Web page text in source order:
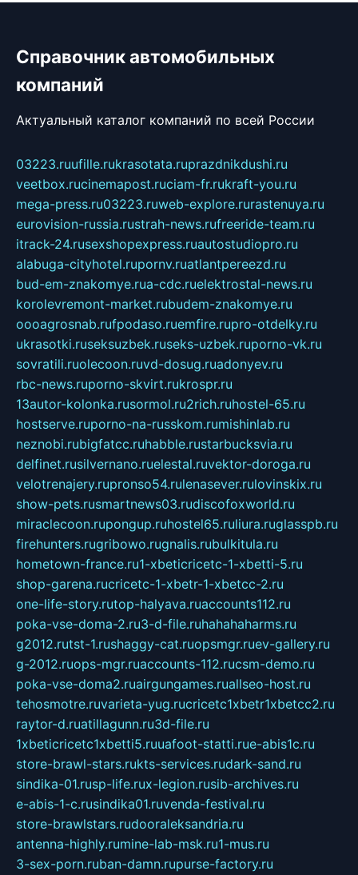
Справочник автомобильных
компаний
Актуальный каталог компаний по всей России
03223.ruufille.rukrasotata.ruprazdnikdushi.ru
veetbox.rucinemapost.ruciam-fr.rukraft-you.ru
mega-press.ru03223.ruweb-explore.rurastenuya.ru
eurovision-russia.rustrah-news.rufreeride-team.ru
itrack-24.rusexshopexpress.ruautostudiopro.ru
alabuga-cityhotel.rupornv.ruatlantpereezd.ru
bud-em-znakomye.rua-cdc.ruelektrostal-news.ru
korolevremont-market.rubudem-znakomye.ru
oooagrosnab.rufpodaso.ruemfire.rupro-otdelky.ru
ukrasotki.ruseksuzbek.ruseks-uzbek.ruporno-vk.ru
sovratili.ruolecoon.ruvd-dosug.ruadonyev.ru
rbc-news.ruporno-skvirt.rukrospr.ru
13autor-kolonka.rusormol.ru2rich.ruhostel-65.ru
hostserve.ruporno-na-russkom.rumishinlab.ru
neznobi.rubigfatcc.ruhabble.rustarbucksvia.ru
delfinet.rusilvernano.ruelestal.ruvektor-doroga.ru
velotrenajery.rupronso54.rulenasever.rulovinskix.ru
show-pets.rusmartnews03.rudiscofoxworld.ru
miraclecoon.rupongup.ruhostel65.ruliura.ruglasspb.ru
firehunters.rugribowo.rugnalis.rubulkitula.ru
hometown-france.ru1-xbeticricetc-1-xbetti-5.ru
shop-garena.rucricetc-1-xbetr-1-xbetcc-2.ru
one-life-story.rutop-halyava.ruaccounts112.ru
poka-vse-doma-2.ru3-d-file.ruhahahaharms.ru
g2012.rutst-1.rushaggy-cat.ruopsmgr.ruev-gallery.ru
g-2012.ruops-mgr.ruaccounts-112.rucsm-demo.ru
poka-vse-doma2.ruairgungames.ruallseo-host.ru
tehosmotre.ruvarieta-yug.rucricetc1xbetr1xbetcc2.ru
raytor-d.ruatillagunn.ru3d-file.ru
1xbeticricetc1xbetti5.ruuafoot-statti.rue-abis1c.ru
store-brawl-stars.rukts-services.rudark-sand.ru
sindika-01.rusp-life.rux-legion.rusib-archives.ru
e-abis-1-c.rusindika01.ruvenda-festival.ru
store-brawlstars.rudooraleksandria.ru
antenna-highly.rumine-lab-msk.ru1-mus.ru
3-sex-porn.ruban-damn.rupurse-factory.ru